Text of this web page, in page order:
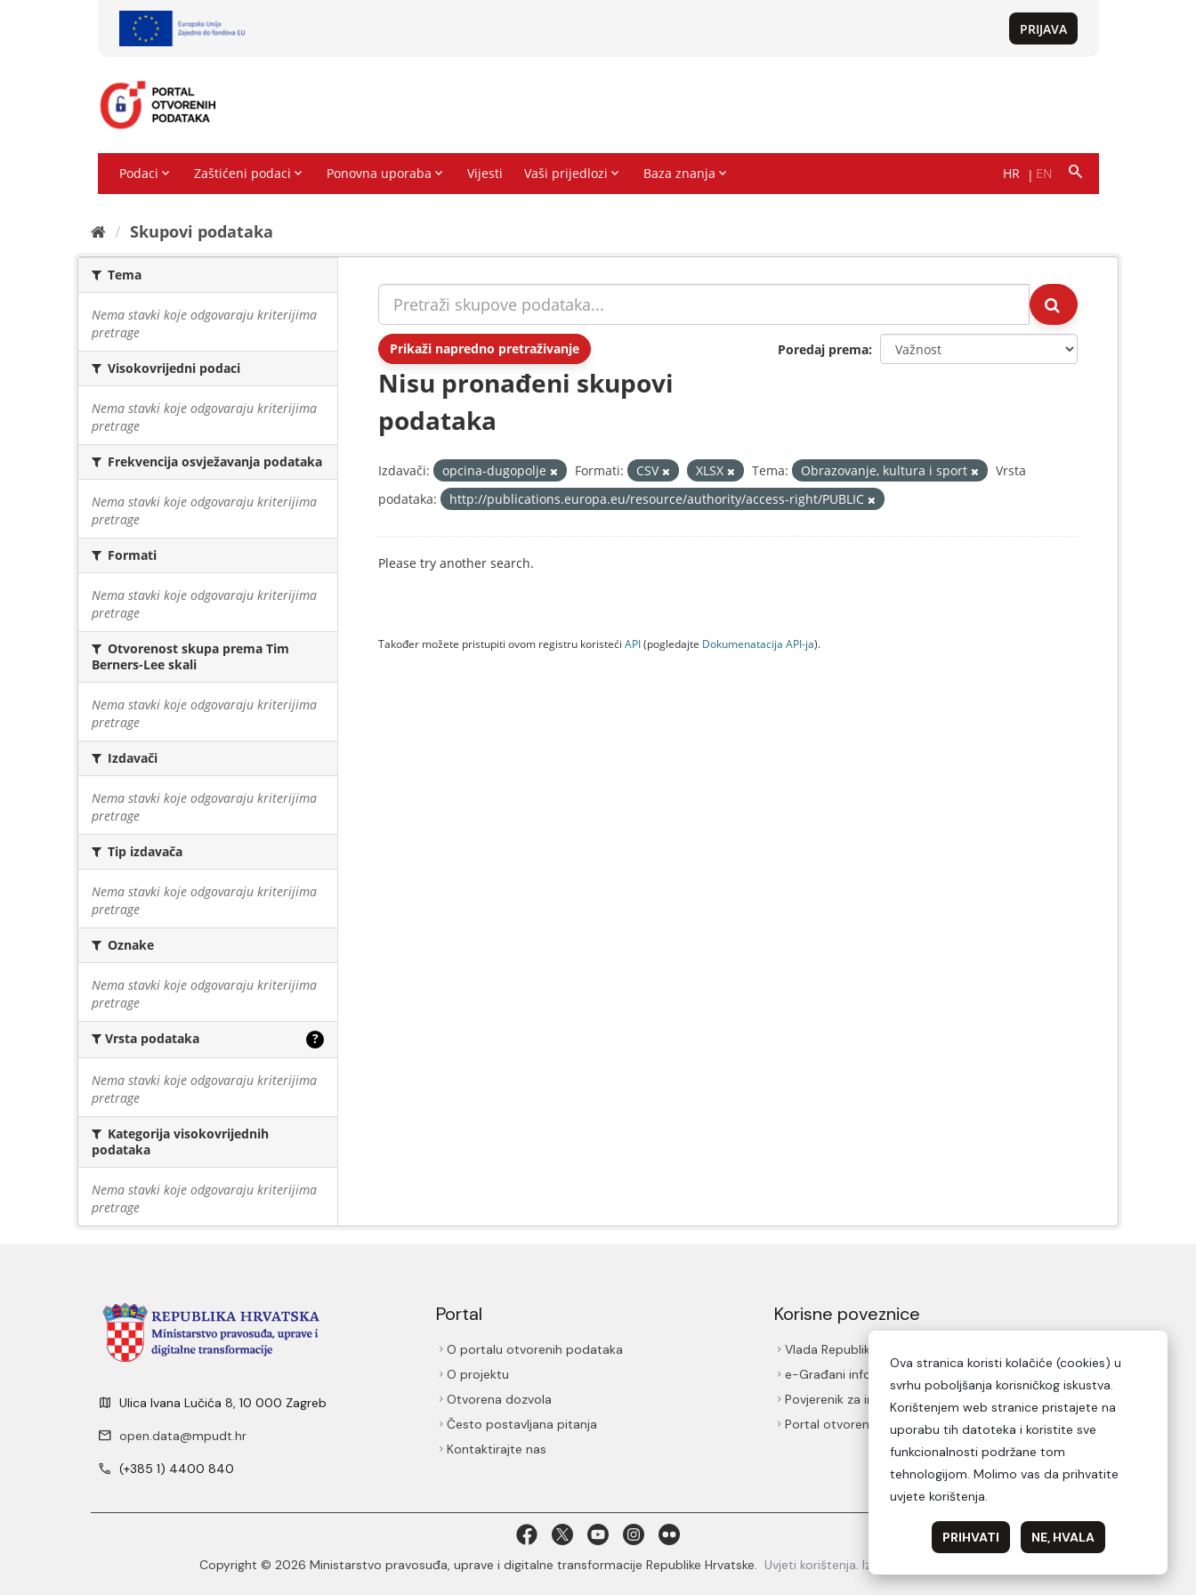
Skupovi podаtаkа
Tema
Nema stavki koje odgovaraju kriterijima
pretrage
Visokovrijedni podaci
Nema stavki koje odgovaraju kriterijima
pretrage
Frekvencija osvježavanja podataka
Nema stavki koje odgovaraju kriterijima
pretrage
Formati
Nema stavki koje odgovaraju kriterijima
pretrage
Otvorenost skupa prema Tim
Berners-Lee skali
Nema stavki koje odgovaraju kriterijima
pretrage
Izdavači
Nema stavki koje odgovaraju kriterijima
pretrage
Tip izdavača
Nema stavki koje odgovaraju kriterijima
pretrage
Oznake
Nema stavki koje odgovaraju kriterijima
pretrage
Vrsta podataka ?
Nema stavki koje odgovaraju kriterijima
pretrage
Kategorija visokovrijednih
podataka
Nema stavki koje odgovaraju kriterijima
pretrage
Prikaži napredno pretraživanje Poredaj prema
Nisu pronađeni skupovi
podataka
Izdavači: opcina-dugopolje Formati: CSV XLSX Tema: Obrazovanje, kultura i sport
Vrsta
podataka:
http://publications.europa.eu/resource/authority/access-right/PUBLIC
Please try another search.
Također možete pristupiti ovom registru koristeći API(pogledajte Dokumenаtаcijа API-jа).